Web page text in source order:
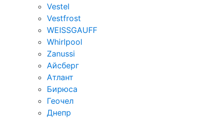
Vestel
Vestfrost
WEISSGAUFF
Whirlpool
Zanussi
Айсберг
Атлант
Бирюса
Геочел
Днепр